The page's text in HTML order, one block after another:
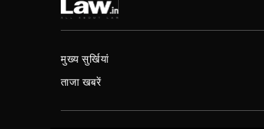
मुख्य सुर्खियां
ताजा खबरें